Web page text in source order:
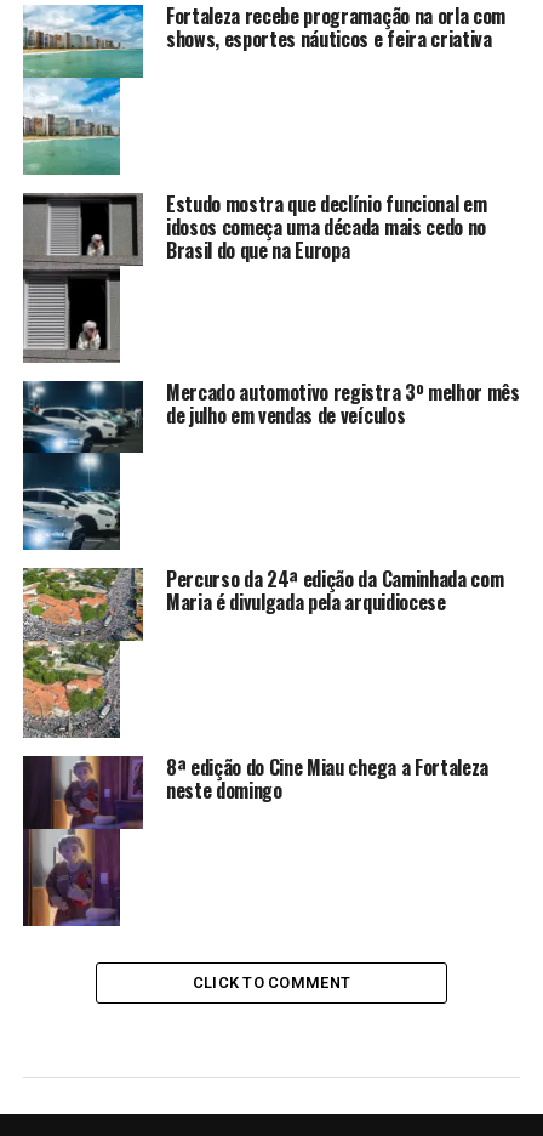
Fortaleza recebe programação na orla com
shows, esportes náuticos e feira criativa
Estudo mostra que declínio funcional em
idosos começa uma década mais cedo no
Brasil do que na Europa
Mercado automotivo registra 3º melhor mês
de julho em vendas de veículos
Percurso da 24ª edição da Caminhada com
Maria é divulgada pela arquidiocese
8ª edição do Cine Miau chega a Fortaleza
neste domingo
CLICK TO COMMENT